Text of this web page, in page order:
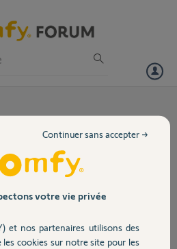
puissance de fermeture
de pression des bras de mon
pas la pression en mode
réouvre quand il y a du vent par
remédier à ce problème ?
votre vie privée
et nos partenaires utilisons des
cookies sur notre site pour les
Continuer sans accepter →